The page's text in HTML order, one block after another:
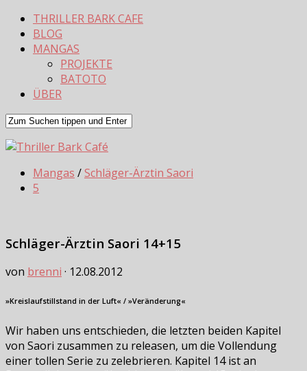
THRILLER BARK CAFE
BLOG
MANGAS
PROJEKTE
BATOTO
ÜBER
Mangas /Schläger-Ärztin Saori
5
Schläger-Ärztin Saori 14+15
von brenni · 12.08.2012
»Kreislaufstillstand in der Luft« / »Veränderung«
Wir haben uns entschieden, die letzten beiden Kapitel
von Saori zusammen zu releasen, um die Vollendung
einer tollen Serie zu zelebrieren. Kapitel 14 ist an